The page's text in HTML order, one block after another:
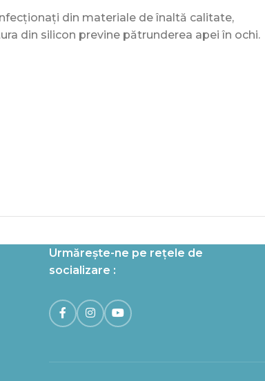
din materiale de înaltă calitate,
din silicon previne pătrunderea apei în ochi.
Urmărește-ne pe rețele de
socializare :